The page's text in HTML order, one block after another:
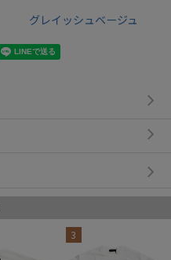
グレイッシュベージュ
3